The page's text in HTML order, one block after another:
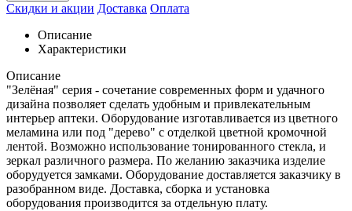
Скидки и акции Доставка Оплата
Описание
Характеристики
Описание
"Зелёная" серия - сочетание современных форм и удачного
дизайна позволяет сделать удобным и привлекательным
интерьер аптеки. Оборудование изготавливается из цветного
меламина или под "дерево" с отделкой цветной кромочной
лентой. Возможно использование тонированного стекла, и
зеркал различного размера. По желанию заказчика изделие
оборудуется замками. Оборудование доставляется заказчику в
разобранном виде. Доставка, сборка и установка
оборудования производится за отдельную плату.